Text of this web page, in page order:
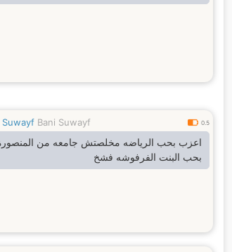
Suwayf Bani Suwayf 0.5
اعزب بحب الرياضه مخلصتش جامعه من
بحب البنت الفرفوشه فشخ